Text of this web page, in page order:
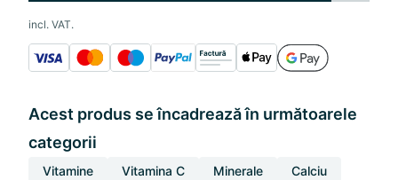
incl. VAT.
Acest produs se încadrează în următoarele
categorii
Vitamine Vitamina C Minerale
Calciu